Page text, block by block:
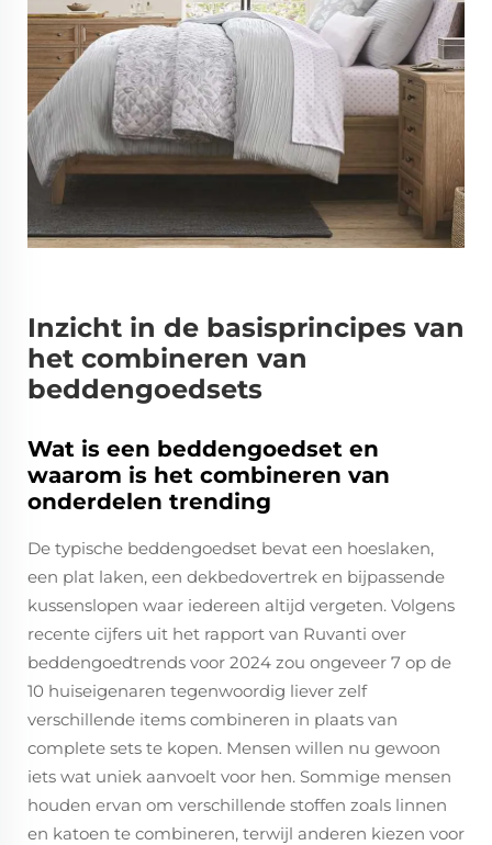
Inzicht in de basisprincipes van
het combineren van
beddengoedsets
Wat is een beddengoedset en
waarom is het combineren van
onderdelen trending
De typische beddengoedset bevat een hoeslaken,
een plat laken, een dekbedovertrek en bijpassende
kussenslopen waar iedereen altijd vergeten. Volgens
recente cijfers uit het rapport van Ruvanti over
beddengoedtrends voor 2024 zou ongeveer 7 op de
10 huiseigenaren tegenwoordig liever zelf
verschillende items combineren in plaats van
complete sets te kopen. Mensen willen nu gewoon
iets wat uniek aanvoelt voor hen. Sommige mensen
houden ervan om verschillende stoffen zoals linnen
en katoen te combineren, terwijl anderen kiezen voor